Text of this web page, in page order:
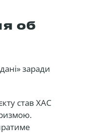
об
заради
став ХАС